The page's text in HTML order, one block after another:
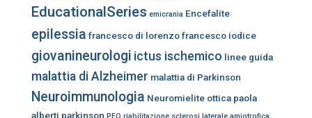
EducationalSeries emicrania Encefalite
epilessia francesco di lorenzofrancesco iodice
giovanineurologi ictus ischemico linee guida
malattia di Alzheimer malattia di Parkinson
Neuroimmunologia Neuromielite ottica paola
alberti parkinson